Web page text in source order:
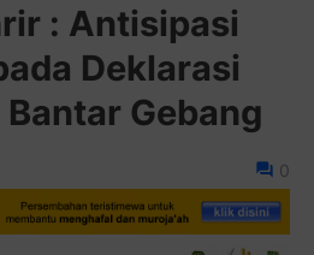
: Antisipasi
Deklarasi
Gebang
0